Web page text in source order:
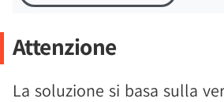
Attenzione
La soluzione si basa sulla